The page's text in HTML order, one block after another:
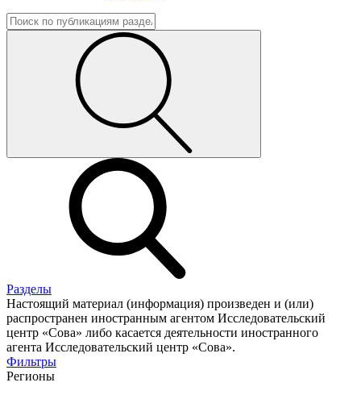
Разделы
Настоящий материал (информация) произведен и (или)
распространен иностранным агентом Исследовательский
центр «Сова» либо касается деятельности иностранного
агента Исследовательский центр «Сова».
Фильтры
Регионы